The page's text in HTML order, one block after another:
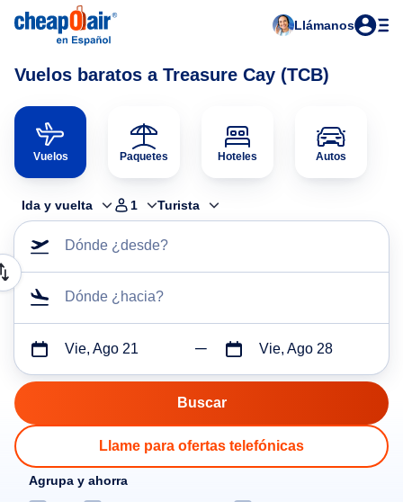
Llámanos
Vuelos baratos a Treasure Cay (TCB)
Vuelos Paquetes Hoteles Autos
Ida y vuelta 1 Turista
Dónde ¿desde?
Dónde ¿hacia?
Vie, Ago 21 Vie, Ago 28
Llame para ofertas telefónicas
Agrupa y ahorra